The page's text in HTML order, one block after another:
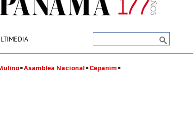
Asamblea Nacional Cepanim